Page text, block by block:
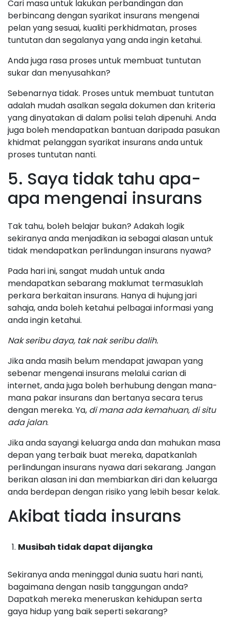
Cari masa untuk lakukan perbandingan dan
berbincang dengan syarikat insurans mengenai
pelan yang sesuai, kualiti perkhidmatan, proses
tuntutan dan segalanya yang anda ingin ketahui.
Anda juga rasa proses untuk membuat tuntutan
sukar dan menyusahkan?
Sebenarnya tidak. Proses untuk membuat tuntutan
adalah mudah asalkan segala dokumen dan kriteria
yang dinyatakan di dalam polisi telah dipenuhi. Anda
juga boleh mendapatkan bantuan daripada pasukan
khidmat pelanggan syarikat insurans anda untuk
proses tuntutan nanti.
5. Saya tidak tahu apa-
apa mengenai insurans
Tak tahu, boleh belajar bukan? Adakah logik
sekiranya anda menjadikan ia sebagai alasan untuk
tidak mendapatkan perlindungan insurans nyawa?
Pada hari ini, sangat mudah untuk anda
mendapatkan sebarang maklumat termasuklah
perkara berkaitan insurans. Hanya di hujung jari
sahaja, anda boleh ketahui pelbagai informasi yang
anda ingin ketahui.
Nak seribu daya, tak nak seribu dalih.
Jika anda masih belum mendapat jawapan yang
sebenar mengenai insurans melalui carian di
internet, anda juga boleh berhubung dengan mana-
mana pakar insurans dan bertanya secara terus
dengan mereka. Ya, di mana ada kemahuan, di situ
ada jalan.
Jika anda sayangi keluarga anda dan mahukan masa
depan yang terbaik buat mereka, dapatkanlah
perlindungan insurans nyawa dari sekarang. Jangan
berikan alasan ini dan membiarkan diri dan keluarga
anda berdepan dengan risiko yang lebih besar kelak.
Akibat tiada insurans
Musibah tidak dapat dijangka
Sekiranya anda meninggal dunia suatu hari nanti,
bagaimana dengan nasib tanggungan anda?
Dapatkah mereka meneruskan kehidupan serta
gaya hidup yang baik seperti sekarang?